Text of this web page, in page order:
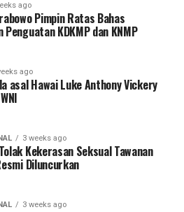
ago
Pimpin Ratas Bahas
KDKMP dan KNMP
ago
asal Hawai Luke Anthony Vickery
3 weeks ago
Kekerasan Seksual Tawanan
Diluncurkan
3 weeks ago